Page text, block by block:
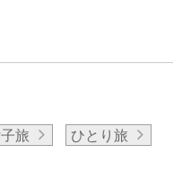
旅
ひとり旅